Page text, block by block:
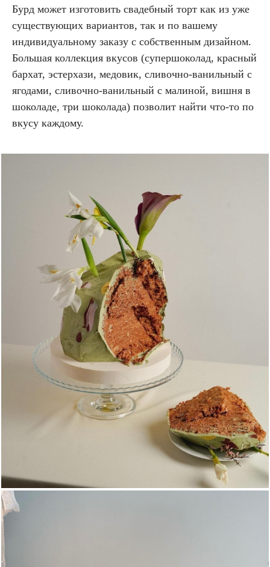
Бурд может изготовить свадебный торт как из уже
существующих вариантов, так и по вашему
индивидуальному заказу с собственным дизайном.
Большая коллекция вкусов (cупершоколад, красный
бархат, эстерхази, медовик, сливочно-ванильный с
ягодами, сливочно-ванильный с малиной, вишня в
шоколаде, три шоколада) позволит найти что-то по
вкусу каждому.